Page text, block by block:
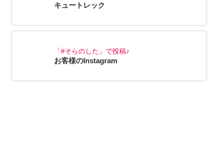
キュートレック
「#そらのした」で投稿♪
お客様のInstagram